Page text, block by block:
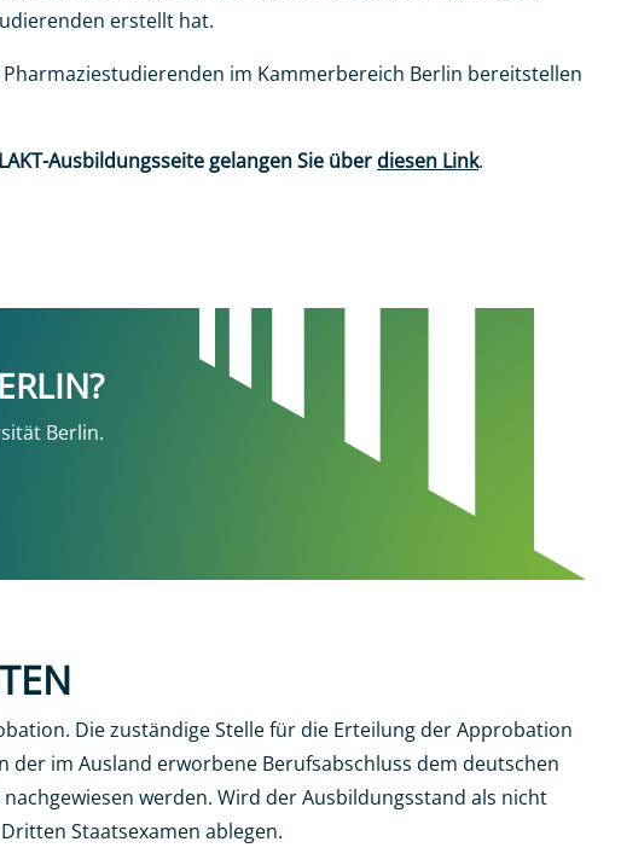
erstellt hat.
im Kammerbereich Berlin bereitstellen
Ausbildungsseite gelangen Sie über diesen Link.
Berlin.
Die zuständige Stelle für die Erteilung der Approbation
der im Ausland erworbene Berufsabschluss dem deutschen
werden. Wird der Ausbildungsstand als nicht
Staatsexamen ablegen.